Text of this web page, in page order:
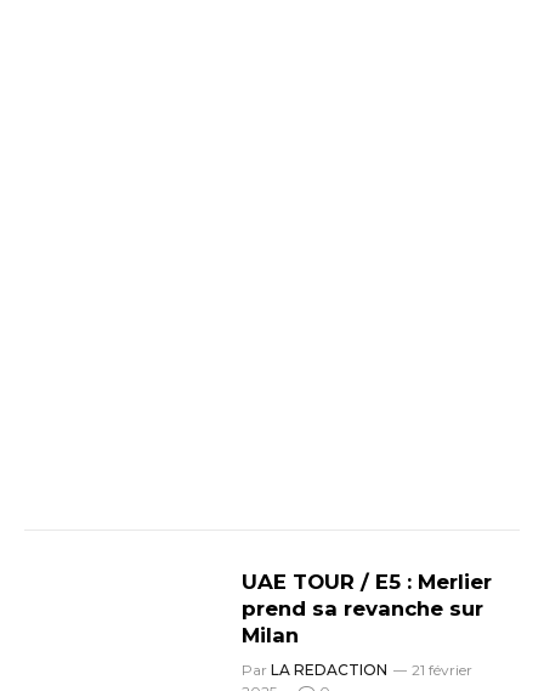
UAE TOUR / E5 : Merlier
prend sa revanche sur
Milan
Par LA REDACTION
21 février